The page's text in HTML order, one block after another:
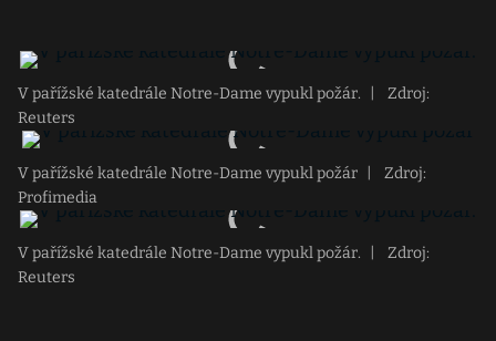
V pařížské katedrále Notre-Dame vypukl požár.
Zdroj:
Reuters
V pařížské katedrále Notre-Dame vypukl požár
Zdroj:
Profimedia
V pařížské katedrále Notre-Dame vypukl požár.
Zdroj:
Reuters